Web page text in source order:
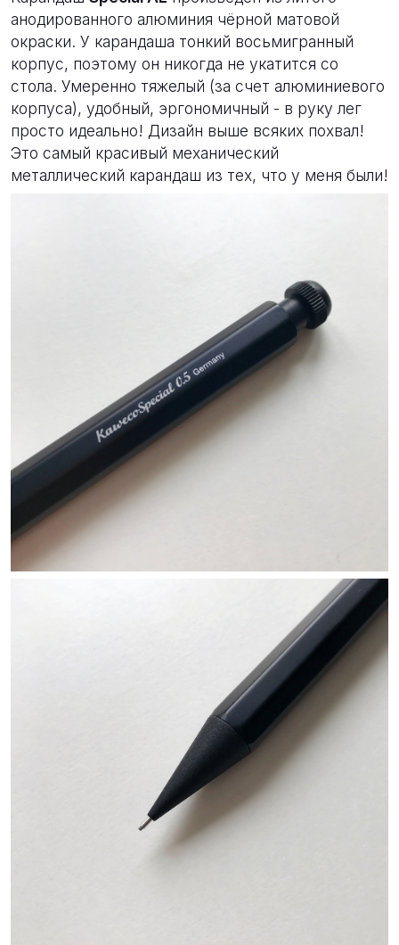
анодированного алюминия чёрной матовой
окраски. У карандаша тонкий восьмигранный
корпус, поэтому он никогда не укатится со
стола. Умеренно тяжелый (за счет алюминиевого
корпуса), удобный, эргономичный - в руку лег
просто идеально! Дизайн выше всяких похвал!
Это самый красивый механический
металлический карандаш из тех, что у меня были!